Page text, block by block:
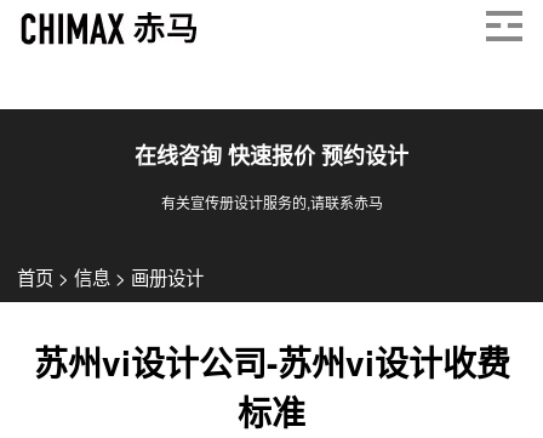
在线咨询 快速报价 预约设计
有关宣传册设计服务的,请联系赤马
首页 > 信息 > 画册设计
苏州vi设计公司-苏州vi设计收费
标准